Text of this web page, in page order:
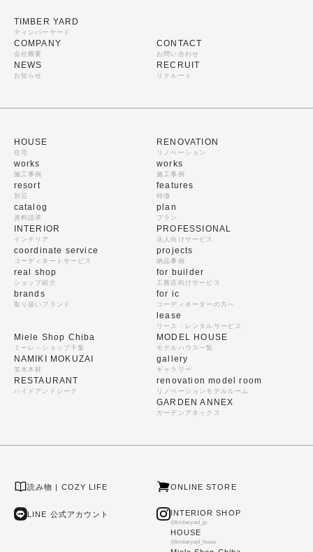
TIMBER YARD
ティンバーヤード
COMPANY
会社概要
NEWS
お知らせ
CONTACT
お問い合わせ
RECRUIT
リクルート
HOUSE
住宅
works
施工事例
resort
別荘
catalog
資料請求
RENOVATION
リノベーション
works
施工事例
features
特徴
plan
プラン
INTERIOR
インテリア
coordinate service
コーディネートサービス
real shop
ショップ紹介
brands
取り扱いブランド
PROFESSIONAL
法人向けサービス
projects
納品事例
for builder
工務店向けサービス
for ic
コーディネーターの方へ
lease
リース・レンタルサービス
Miele Shop Chiba
ミーレ・ショップ千葉
NAMIKI MOKUZAI
並木木材
RESTAURANT
ハイドアンドシーク
MODEL HOUSE
モデルハウス一覧
gallery
ギャラリー
renovation model room
リノベーションモデルルーム
GARDEN ANNEX
ガーデンアネックス
読み物 | COZY LIFE ONLINE STORE
LINE 公式アカウント INTERIOR SHOP
@timberyard_jp
HOUSE
@timberyard_house